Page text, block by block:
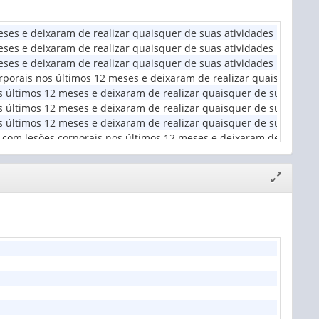
e deixaram de realizar quaisquer de suas atividades
e deixaram de realizar quaisquer de suas atividades
e deixaram de realizar quaisquer de suas atividades
nos últimos 12 meses e deixaram de realizar quaisquer
12 meses e deixaram de realizar quaisquer de suas
12 meses e deixaram de realizar quaisquer de suas
12 meses e deixaram de realizar quaisquer de suas
lesões corporais nos últimos 12 meses e deixaram de
janela